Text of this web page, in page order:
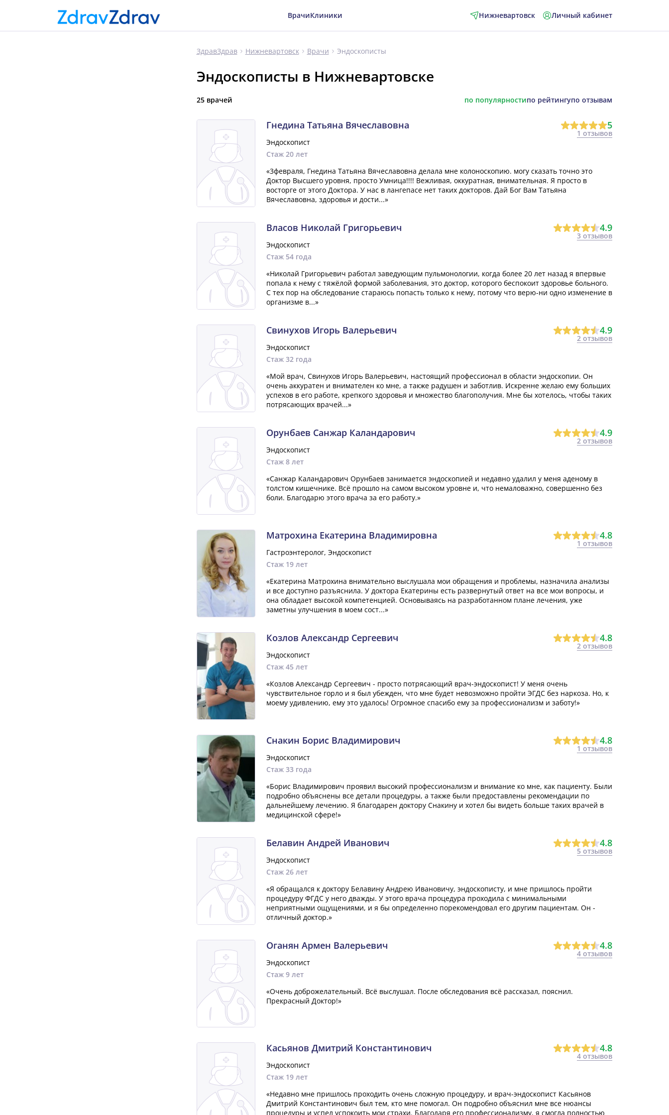
ВрачиКлиники Нижневартовск Личный кабинет
ЗдравЗдрав Нижневартовск Врачи Эндоскописты
Эндоскописты в Нижневартовске
25 врачей по популярностипо рейтингупо отзывам
Гнедина Татьяна Вячеславовна 5
1 отзывов
Эндоскопист
Стаж 20 лет
«3февраля, Гнедина Татьяна Вячеславовна делала мне колоноскопию. могу сказать точно это
Доктор Высшего уровня, просто Умница!!!! Вежливая, оккуратная, внимательная. Я просто в
восторге от этого Доктора. У нас в лангепасе нет таких докторов. Дай Бог Вам Татьяна
Вячеславовна, здоровья и дости...»
Власов Николай Григорьевич 4.9
3 отзывов
Эндоскопист
Стаж 54 года
«Николай Григорьевич работал заведующим пульмонологии, когда более 20 лет назад я впервые
попала к нему с тяжёлой формой заболевания, это доктор, которого беспокоит здоровье больного.
С тех пор на обследование стараюсь попасть только к нему, потому что верю-ни одно изменение в
организме в...»
Свинухов Игорь Валерьевич 4.9
2 отзывов
Эндоскопист
Стаж 32 года
«Мой врач, Свинухов Игорь Валерьевич, настоящий профессионал в области эндоскопии. Он
очень аккуратен и внимателен ко мне, а также радушен и заботлив. Искренне желаю ему больших
успехов в его работе, крепкого здоровья и множество благополучия. Мне бы хотелось, чтобы таких
потрясающих врачей...»
Орунбаев Санжар Каландарович 4.9
2 отзывов
Эндоскопист
Стаж 8 лет
«Санжар Каландарович Орунбаев занимается эндоскопией и недавно удалил у меня аденому в
толстом кишечнике. Всё прошло на самом высоком уровне и, что немаловажно, совершенно без
боли. Благодарю этого врача за его работу.»
Матрохина Екатерина Владимировна 4.8
1 отзывов
Гастроэнтеролог, Эндоскопист
Стаж 19 лет
«Екатерина Матрохина внимательно выслушала мои обращения и проблемы, назначила анализы
и все доступно разъяснила. У доктора Екатерины есть развернутый ответ на все мои вопросы, и
она обладает высокой компетенцией. Основываясь на разработанном плане лечения, уже
заметны улучшения в моем сост...»
Козлов Александр Сергеевич 4.8
2 отзывов
Эндоскопист
Стаж 45 лет
«Козлов Александр Сергеевич - просто потрясающий врач-эндоскопист! У меня очень
чувствительное горло и я был убежден, что мне будет невозможно пройти ЭГДС без наркоза. Но, к
моему удивлению, ему это удалось! Огромное спасибо ему за профессионализм и заботу!»
Снакин Борис Владимирович 4.8
1 отзывов
Эндоскопист
Стаж 33 года
«Борис Владимирович проявил высокий профессионализм и внимание ко мне, как пациенту. Были
подробно объяснены все детали процедуры, а также были предоставлены рекомендации по
дальнейшему лечению. Я благодарен доктору Снакину и хотел бы видеть больше таких врачей в
медицинской сфере!»
Белавин Андрей Иванович 4.8
5 отзывов
Эндоскопист
Стаж 26 лет
«Я обращался к доктору Белавину Андрею Ивановичу, эндоскописту, и мне пришлось пройти
процедуру ФГДС у него дважды. У этого врача процедура проходила с минимальными
неприятными ощущениями, и я бы определенно порекомендовал его другим пациентам. Он -
отличный доктор.»
Оганян Армен Валерьевич 4.8
4 отзывов
Эндоскопист
Стаж 9 лет
«Очень доброжелательный. Всё выслушал. После обследования всё рассказал, пояснил.
Прекрасный Доктор!»
Касьянов Дмитрий Константинович 4.8
4 отзывов
Эндоскопист
Стаж 19 лет
«Недавно мне пришлось проходить очень сложную процедуру, и врач-эндоскопист Касьянов
Дмитрий Константинович был тем, кто мне помогал. Он подробно объяснил мне все нюансы
процедуры и успел успокоить мои страхи. Благодаря его профессионализму, я смогла полностью